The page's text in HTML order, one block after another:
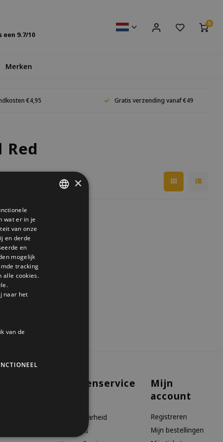
een 9.7/10
0
Merken
€4,95 Gratis verzending vanaf €49
Klantenservice
Bereikbaarheid
Over ons
Mijn
account
Registreren
Mijn bestellingen
×
wat er in je
van onze
en derde
en
mogelijk
tracking
alle cookies.
naar het
van de